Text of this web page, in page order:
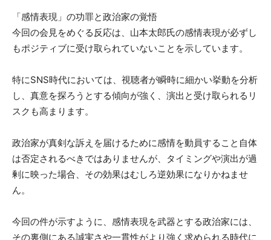
「感情表現」の功罪と政治家の覚悟
今回の会見をめぐる反応は、山本太郎氏の感情表現が必ずし
もポジティブに受け取られていないことを示しています。
特にSNS時代においては、視聴者が瞬時に細かい挙動を分析
し、真意を探ろうとする傾向が強く、演出と受け取られるリ
スクも高まります。
政治家が真剣な訴えを届けるために感情を動員すること自体
は否定されるべきではありませんが、タイミングや演出が過
剰に映った場合、その効果はむしろ逆効果になりかねませ
ん。
今回の件が示すように、感情表現を武器とする政治家には、
その裏側にある誠実さや一貫性がより強く求められる時代に